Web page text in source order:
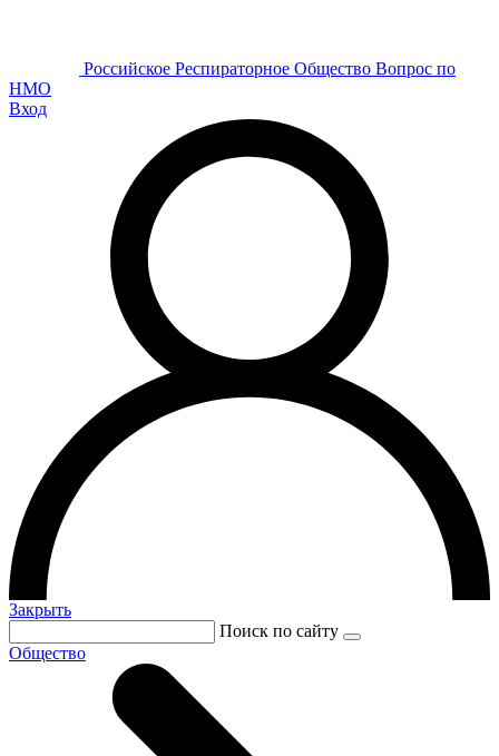
Российское Респираторное Общество Вопрос по
НМО
Вход
Закрыть
Поиск по сайту
Общество